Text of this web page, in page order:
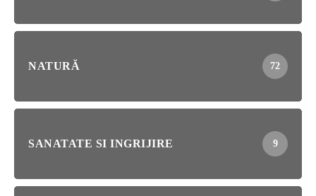
NATURĂ 72
SANATATE SI INGRIJIRE 9